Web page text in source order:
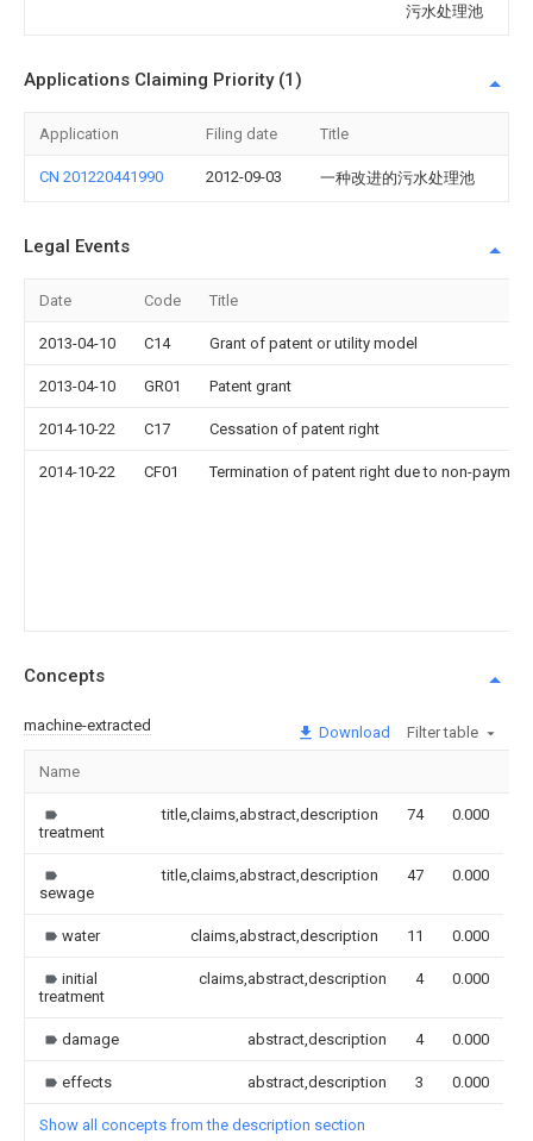
污水处理池
Applications Claiming Priority (1)
Application Filing date Title
CN 201220441990 2012-09-03 一种改进的污水处理池
Legal Events
Date Code Title
2013-04-10 C14 Grant of patent or utility model
2013-04-10 GR01 Patent grant
2014-10-22 C17 Cessation of patent right
2014-10-22 CF01 Termination of patent right due to non-
Concepts
machine-extracted Download Filter table
Name
treatment
title,claims,abstract,description 74 0.000
sewage
title,claims,abstract,description 47 0.000
water claims,abstract,description 11 0.000
initial
treatment
claims,abstract,description 4 0.000
damage abstract,description 4 0.000
effects abstract,description 3 0.000
Show all concepts from the description section